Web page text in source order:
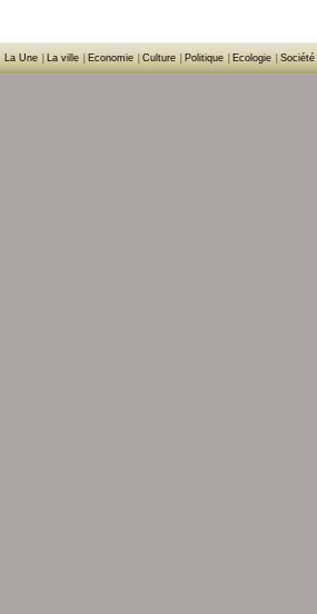
La Une La ville Economie Culture Politique Ecologie Société